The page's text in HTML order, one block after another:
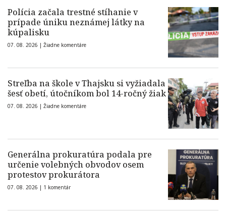
Polícia začala trestné stíhanie v
prípade úniku neznámej látky na
kúpalisku
07. 08. 2026 | Žiadne komentáre
Streľba na škole v Thajsku si vyžiadala
šesť obetí, útočníkom bol 14-ročný žiak
07. 08. 2026 | Žiadne komentáre
Generálna prokuratúra podala pre
určenie volebných obvodov osem
protestov prokurátora
07. 08. 2026 | 1 komentár